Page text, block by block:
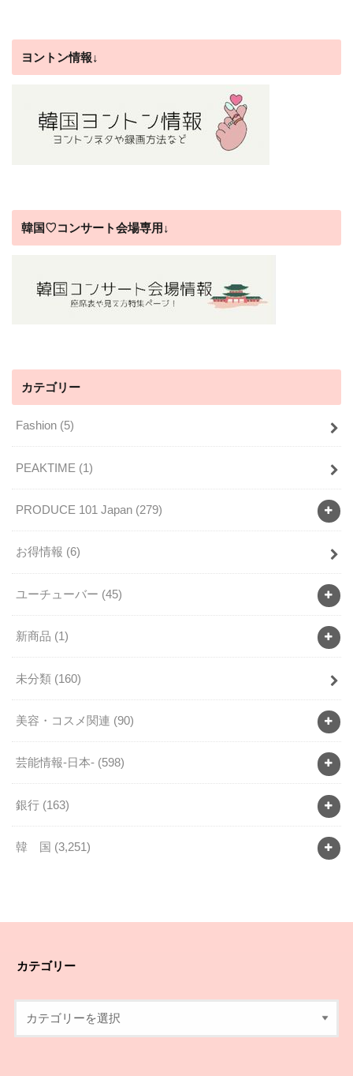
ヨントン情報↓
韓国♡コンサート会場専用↓
カテゴリー
Fashion (5)
PEAKTIME (1)
PRODUCE 101 Japan (279)
お得情報 (6)
ユーチューバー (45)
新商品 (1)
未分類 (160)
美容・コスメ関連 (90)
芸能情報-日本- (598)
銀行 (163)
韓 国 (3,251)
カテゴリー